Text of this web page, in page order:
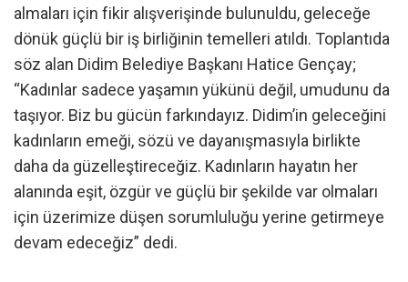
almaları için fikir alışverişinde bulunuldu, geleceğe
dönük güçlü bir iş birliğinin temelleri atıldı. Toplantıda
söz alan Didim Belediye Başkanı Hatice Gençay;
“Kadınlar sadece yaşamın yükünü değil, umudunu da
taşıyor. Biz bu gücün farkındayız. Didim’in geleceğini
kadınların emeği, sözü ve dayanışmasıyla birlikte
daha da güzelleştireceğiz. Kadınların hayatın her
alanında eşit, özgür ve güçlü bir şekilde var olmaları
için üzerimize düşen sorumluluğu yerine getirmeye
devam edeceğiz” dedi.